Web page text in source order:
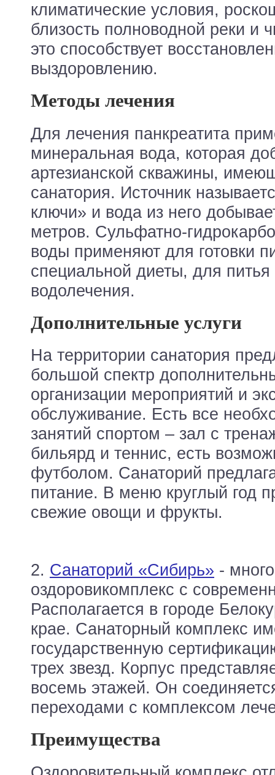
климатические условия,
близость полноводной реки и
это способствует
выздоровлению.
Методы лечения
Для лечения панкреатита
минеральная вода, которая
артезианской скважины,
санатория. Источник
ключи» и вода из него
метров. Сульфатно-
воды применяют для готовки
специальной диеты, для
водолечения.
Дополнительные услуги
На территории санатория
большой спектр
организации мероприятий и
обслуживание. Есть все
занятий спортом – зал с
бильярд и теннис, есть
футболом. Санаторий
питание. В меню круглый год
свежие овощи и фрукты.
2. Санаторий «Сибирь» -
оздоровикомплекс с
Располагается в городе
крае. Санаторный комплекс
государственную
трех звезд. Корпус
восемь этажей. Он
переходами с комплексом
Преимущества